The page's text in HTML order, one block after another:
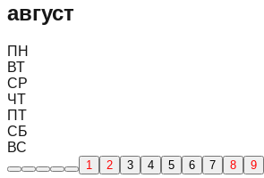
август
ПН
ВТ
СР
ЧТ
ПТ
СБ
ВС
1 2 3 4 5 6 7 8 9